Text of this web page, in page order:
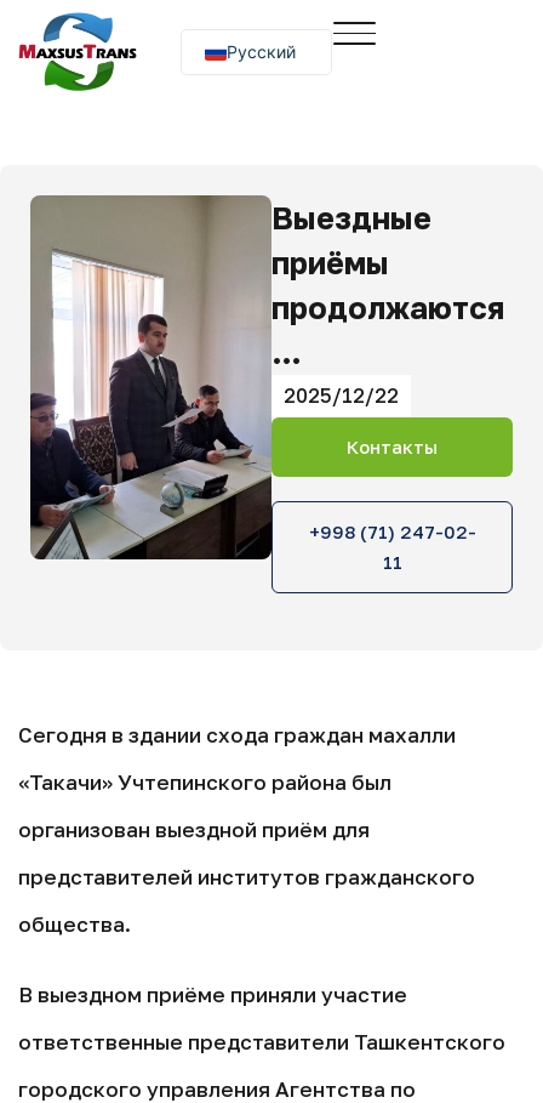
Русский
O‘zbekcha
Выездные
приёмы
продолжаются
…
2025/12/22
Контакты
+998 (71) 247-02-
11
Сегодня в здании схода граждан махалли
«Такачи» Учтепинского района был
организован выездной приём для
представителей институтов гражданского
общества.
В выездном приёме приняли участие
ответственные представители Ташкентского
городского управления Агентства по